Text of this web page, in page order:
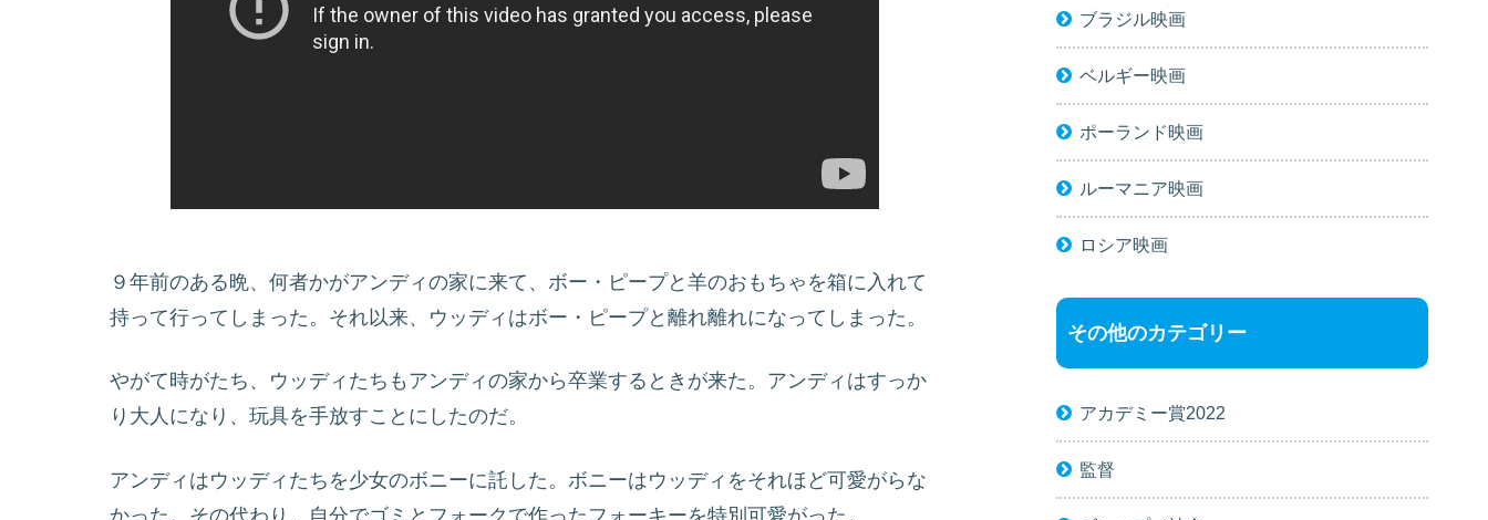
９年前のある晩、何者かがアンディの家に来て、ボー・ピープと羊のおもちゃを箱に入れて
持って行ってしまった。それ以来、ウッディはボー・ピープと離れ離れになってしまった。
やがて時がたち、ウッディたちもアンディの家から卒業するときが来た。アンディはすっか
り大人になり、玩具を手放すことにしたのだ。
アンディはウッディたちを少女のボニーに託した。ボニーはウッディをそれほど可愛がらな
かった。その代わり、自分でゴミとフォークで作ったフォーキーを特別可愛がった。
ブラジル映画
ベルギー映画
ポーランド映画
ルーマニア映画
ロシア映画
その他のカテゴリー
アカデミー賞2022
監督